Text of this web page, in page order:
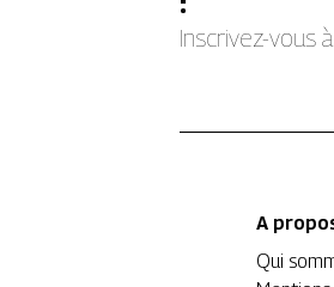
Inscrivez-vous
A
Qui